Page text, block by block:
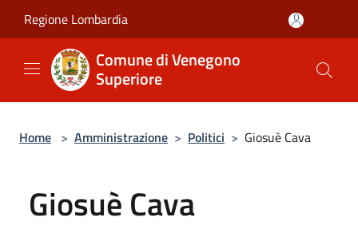
Regione Lombardia
Comune di Venegono
Superiore
Home > Amministrazione > Politici > Giosuè Cava
Giosuè Cava